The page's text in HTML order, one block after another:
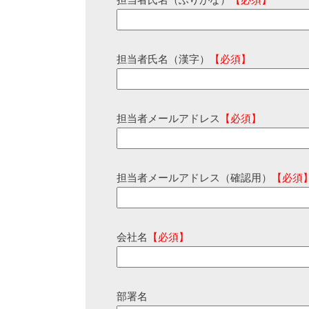
担当者氏名（漢字） 【必須】
担当者メールアドレス 【必須】
担当者メールアドレス（確認用） 【必須
会社名 【必須】
部署名